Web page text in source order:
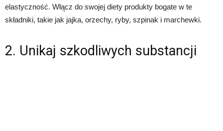
elastyczność. Włącz do swojej diety produkty bogate w te
składniki, takie jak jajka, orzechy, ryby, szpinak i marchewki.
2. Unikaj szkodliwych substancji